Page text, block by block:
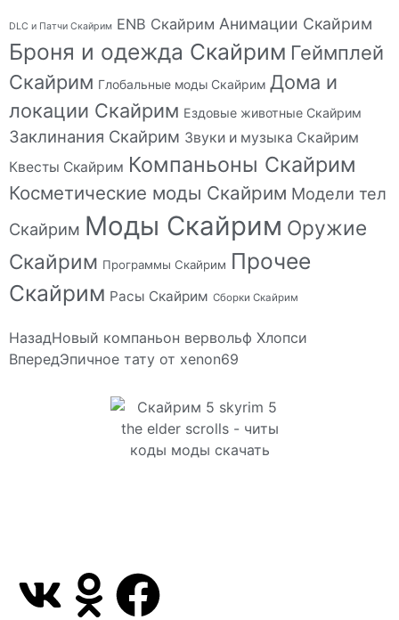
DLC и Патчи Скайрим ENB Скайрим Анимации Скайрим
Броня и одежда Скайрим Геймплей
Скайрим Глобальные моды Скайрим Дома и
локации Скайрим Ездовые животные Скайрим
Заклинания Скайрим Звуки и музыка Скайрим
Квесты Скайрим Компаньоны Скайрим
Косметические моды Скайрим Модели тел
Скайрим Моды Скайрим Оружие
Скайрим Программы Скайрим Прочее
Скайрим Расы Скайрим Сборки Скайрим
НазадНовый компаньон вервольф Хлопси
ВпередЭпичное тату от xenon69